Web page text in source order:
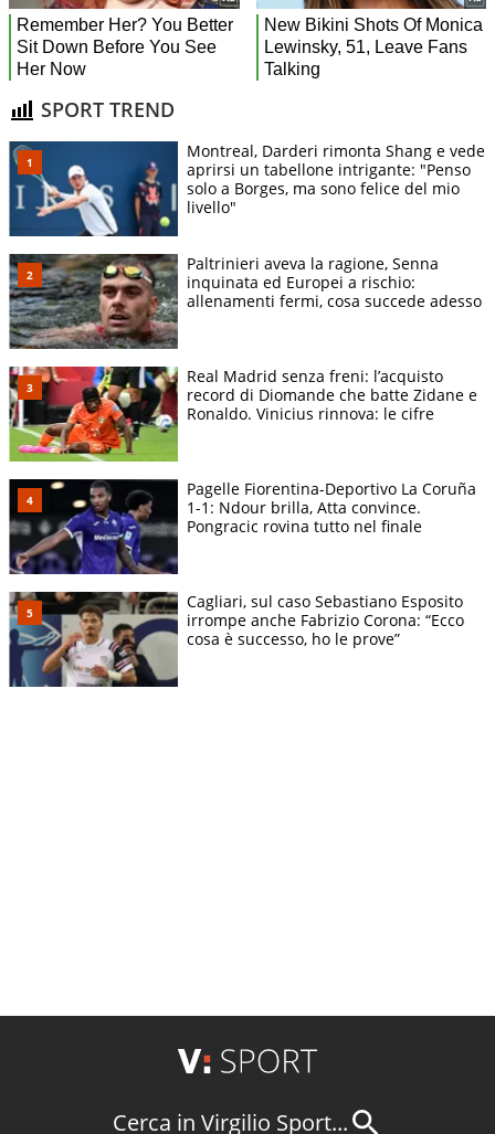
SPORT TREND
Montreal, Darderi rimonta Shang e vede
aprirsi un tabellone intrigante: "Penso
solo a Borges, ma sono felice del mio
livello"
Paltrinieri aveva la ragione, Senna
inquinata ed Europei a rischio:
allenamenti fermi, cosa succede adesso
Real Madrid senza freni: l’acquisto
record di Diomande che batte Zidane e
Ronaldo. Vinicius rinnova: le cifre
Pagelle Fiorentina-Deportivo La Coruña
1-1: Ndour brilla, Atta convince.
Pongracic rovina tutto nel finale
Cagliari, sul caso Sebastiano Esposito
irrompe anche Fabrizio Corona: “Ecco
cosa è successo, ho le prove”
Cerca in Virgilio Sport...